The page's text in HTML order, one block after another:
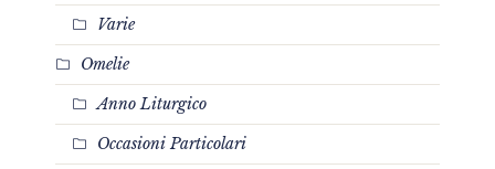
Varie
Omelie
Anno Liturgico
Occasioni Particolari